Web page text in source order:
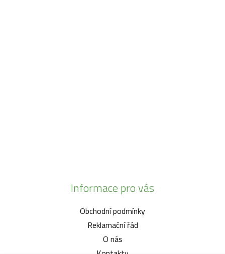
Informace pro vás
Obchodní podmínky
Reklamační řád
O nás